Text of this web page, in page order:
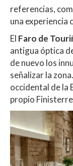
referencias,
una experiencia
El Faro de
antigua óptica
de nuevo los
señalizar la
occidental de la
propio